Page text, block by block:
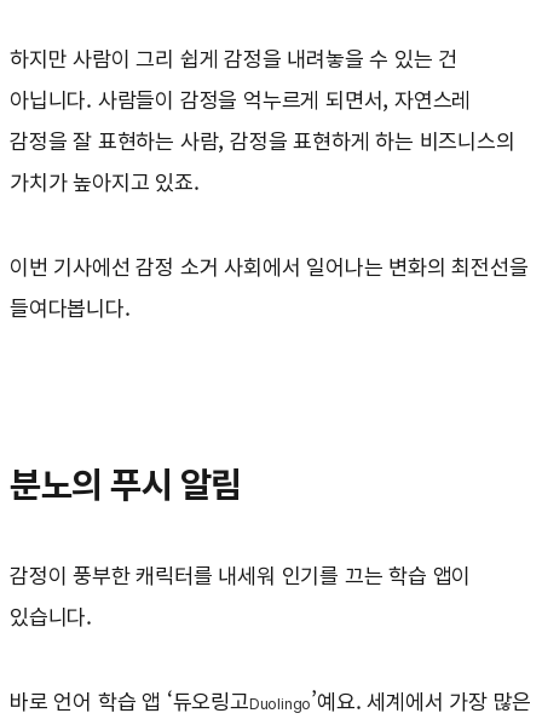
하지만 사람이 그리 쉽게 감정을 내려놓을 수 있는 건
아닙니다. 사람들이 감정을 억누르게 되면서, 자연스레
감정을 잘 표현하는 사람, 감정을 표현하게 하는 비즈니스의
가치가 높아지고 있죠.
이번 기사에선 감정 소거 사회에서 일어나는 변화의 최전선을
들여다봅니다.
분노의 푸시 알림
감정이 풍부한 캐릭터를 내세워 인기를 끄는 학습 앱이
있습니다.
바로 언어 학습 앱 ‘듀오링고Duolingo’예요. 세계에서 가장 많은